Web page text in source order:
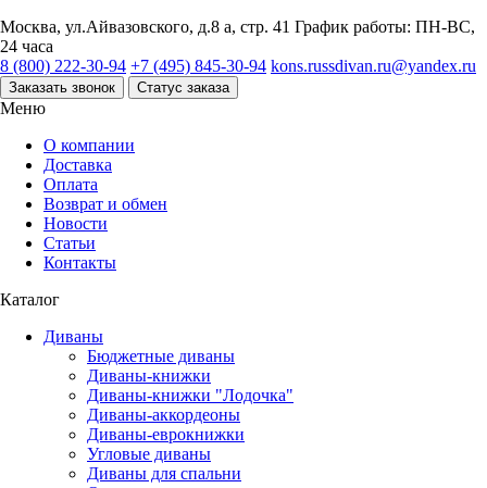
Москва, ул.Айвазовского, д.8 а, стр. 41 График работы: ПН-ВС,
24 часа
8 (800) 222-30-94 +7 (495) 845-30-94 kons.russdivan.ru@yandex.ru
Заказать звонок Статус заказа
Меню
О компании
Доставка
Оплата
Возврат и обмен
Новости
Статьи
Контакты
Каталог
Диваны
Бюджетные диваны
Диваны-книжки
Диваны-книжки "Лодочка"
Диваны-аккордеоны
Диваны-еврокнижки
Угловые диваны
Диваны для спальни